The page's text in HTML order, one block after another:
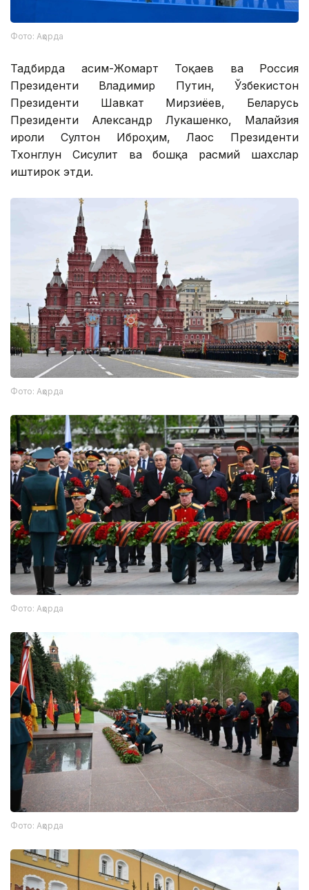
Фото: Ақорда
Тадбирда Қасим-Жомарт Тоқаев ва Россия
Президенти Владимир Путин, Ўзбекистон
Президенти Шавкат Мирзиёев, Беларусь
Президенти Александр Лукашенко, Малайзия
Қироли Султон Иброҳим, Лаос Президенти
Тхонглун Сисулит ва бошқа расмий шахслар
иштирок этди.
Фото: Ақорда
Фото: Ақорда
Фото: Ақорда